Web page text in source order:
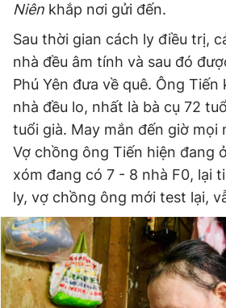
Niên khắp nơi gửi đến.
Sau thời gian cách ly điều trị,
nhà đều âm tính và sau đó
Phú Yên đưa về quê. Ông Tiến
nhà đều lo, nhất là bà cụ 72
tuổi già. May mắn đến giờ mọi
Vợ chồng ông Tiến hiện đang
xóm đang có 7 - 8 nhà F0, lại
ly, vợ chồng ông mới test lại,